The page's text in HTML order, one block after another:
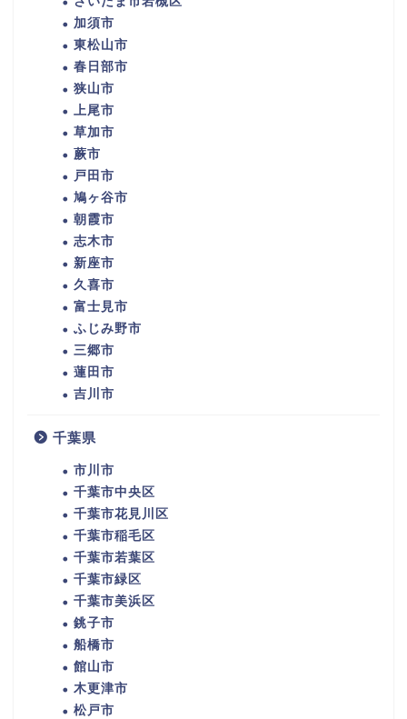
加須市
東松山市
春日部市
狭山市
上尾市
草加市
蕨市
戸田市
鳩ヶ谷市
朝霞市
志木市
新座市
久喜市
富士見市
ふじみ野市
三郷市
蓮田市
吉川市
千葉県
市川市
千葉市中央区
千葉市花見川区
千葉市稲毛区
千葉市若葉区
千葉市緑区
千葉市美浜区
銚子市
船橋市
館山市
木更津市
松戸市